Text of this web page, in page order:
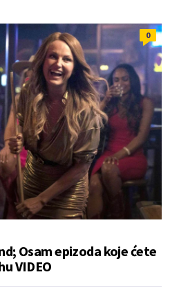
0
Osam epizoda koje ćete
VIDEO